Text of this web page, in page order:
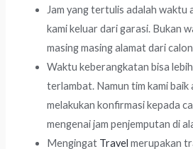
Jam yang tertulis adalah waktu
kami keluar dari garasi. Bukan
masing masing alamat dari
Waktu keberangkatan bisa
terlambat. Namun tim kami baik
melakukan konfirmasi kepada
mengenai jam penjemputan di
Mengingat Travel merupakan